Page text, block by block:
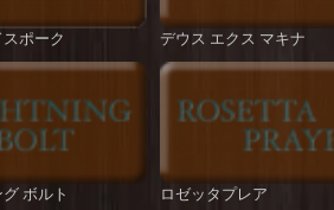
ポーク デウス エクス マキナ
ボルト ロゼッタプレア